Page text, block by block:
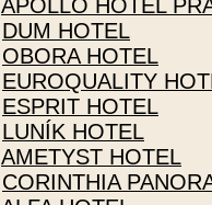
APOLLO HOTEL
DUM HOTEL
OBORA HOTEL
EUROQUALITY
ESPRIT HOTEL
LUNÍK HOTEL
AMETYST HOTEL
CORINTHIA